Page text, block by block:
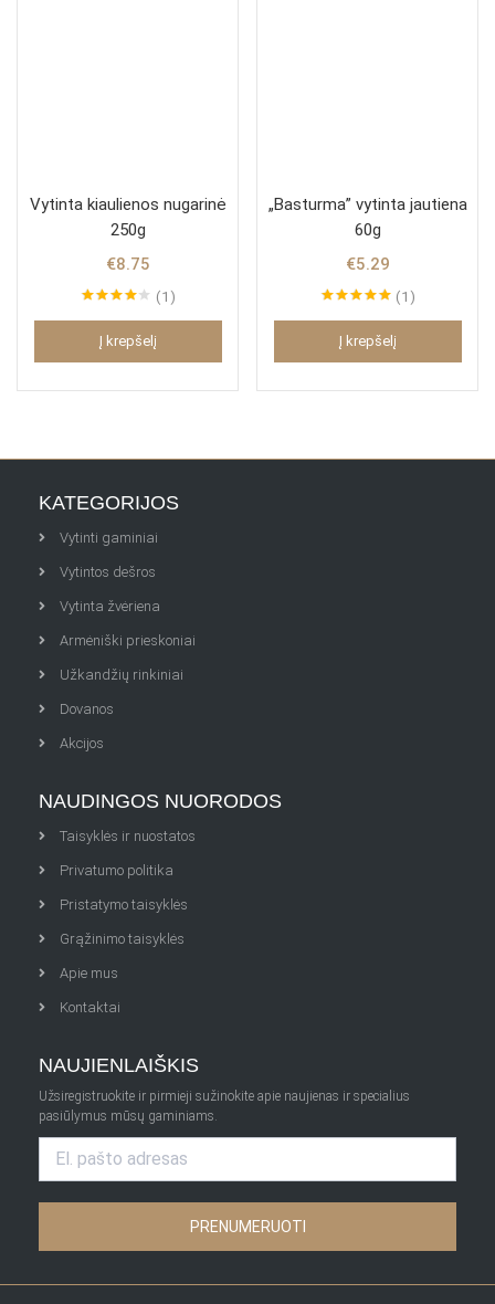
Vytinta kiaulienos nugarinė
250g
€8.75
1
Į krepšelį
„Basturma” vytinta jautiena
60g
€5.29
1
Į krepšelį
KATEGORIJOS
Vytinti gaminiai
Vytintos dešros
Vytinta žvėriena
Armėniški prieskoniai
Užkandžių rinkiniai
Dovanos
Akcijos
NAUDINGOS NUORODOS
Taisyklės ir nuostatos
Privatumo politika
Pristatymo taisyklės
Grąžinimo taisyklės
Apie mus
Kontaktai
NAUJIENLAIŠKIS
Užsiregistruokite ir pirmieji sužinokite apie naujienas ir specialius
pasiūlymus mūsų gaminiams.
PRENUMERUOTI